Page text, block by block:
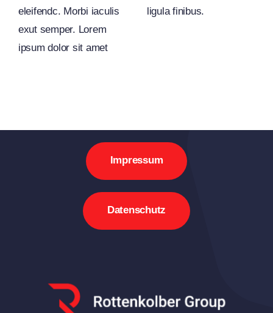
eleifendc. Morbi iaculis
exut semper. Lorem
ipsum dolor sit amet
ligula finibus.
Impressum
Datenschutz